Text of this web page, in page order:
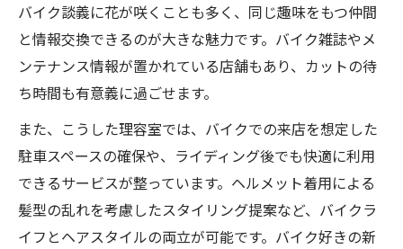
バイク談義に花が咲くことも多く、同じ趣味をもつ仲間
と情報交換できるのが大きな魅力です。バイク雑誌やメ
ンテナンス情報が置かれている店舗もあり、カットの待
ち時間も有意義に過ごせます。
また、こうした理容室では、バイクでの来店を想定した
駐車スペースの確保や、ライディング後でも快適に利用
できるサービスが整っています。ヘルメット着用による
髪型の乱れを考慮したスタイリング提案など、バイクラ
イフとヘアスタイルの両立が可能です。バイク好きの新